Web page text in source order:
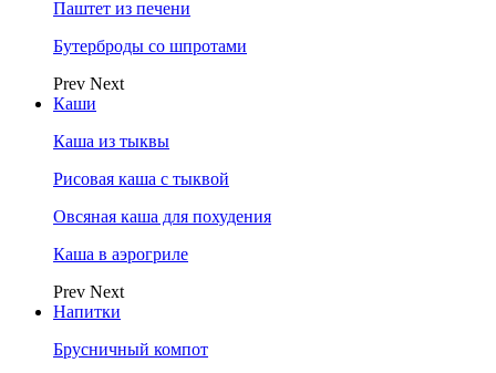
Паштет из печени
Бутерброды со шпротами
Prev Next
Каши
Каша из тыквы
Рисовая каша с тыквой
Овсяная каша для похудения
Каша в аэрогриле
Prev Next
Напитки
Брусничный компот